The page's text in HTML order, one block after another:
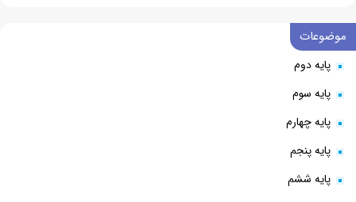
موضوعات
پایه دوم
پایه سوم
پایه چهارم
پایه پنجم
پایه ششم